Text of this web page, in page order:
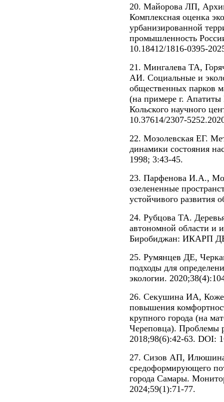
20. Майорова ЛП,
Комплексная оценка
урбанизированной
промышленность
10.18412/1816-0395-
21. Мингалева ТА,
АИ. Социальные и
общественных парков
(на примере г.
Кольского научного
10.37614/2307-
22. Мозолевская ЕГ.
динамики состояния
1998; 3:43-45.
23. Парфенова И.А.,
озелененные
устойчивого развития
24. Рубцова ТА.
автономной области и
Биробиджан: ИКАРП
25. Румянцев ДЕ,
подходы для
экологии.
26. Секушина ИА,
повышения
крупного города (на
Череповца). Проблемы
2018;98(6):42-63. DOI:
27. Сизов АП,
средоформирующего
города Самары.
2024;59(1):71-77.